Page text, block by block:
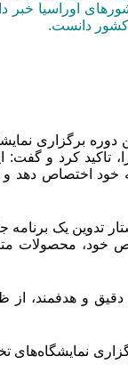
اوراسیا خبر
کشور دانست.
برگزاری
تاکید کرد و گفت:
خود اختصاص دهد و
تدوین یک برنامه
محصولات
دقیق و هدفمند،
نمایشگاه‌های